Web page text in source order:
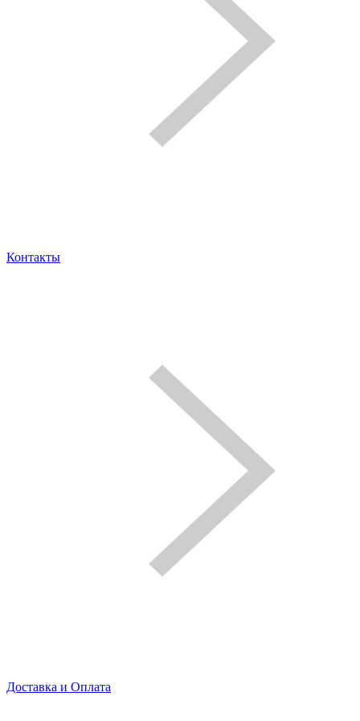
Контакты
Доставка и Оплата